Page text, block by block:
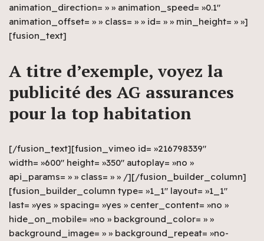
animation_direction= » » animation_speed= »0.1″
animation_offset= » » class= » » id= » » min_height= » »]
[fusion_text]
A titre d’exemple, voyez la
publicité des AG assurances
pour la top habitation
[/fusion_text][fusion_vimeo id= »216798339″
width= »600″ height= »350″ autoplay= »no »
api_params= » » class= » » /][/fusion_builder_column]
[fusion_builder_column type= »1_1″ layout= »1_1″
last= »yes » spacing= »yes » center_content= »no »
hide_on_mobile= »no » background_color= » »
background_image= » » background_repeat= »no-